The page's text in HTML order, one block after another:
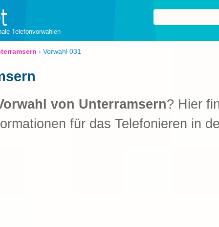
Telefonvorwahlen
› Vorwahl 031
von Unterramsern? Hier
für das Telefonieren in